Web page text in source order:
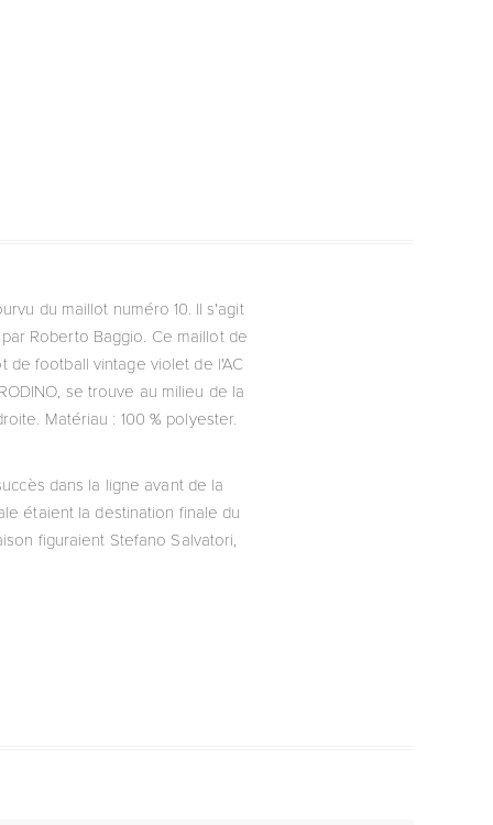
du maillot numéro 10. Il s'agit
Roberto Baggio. Ce maillot de
de football vintage violet de l'AC
se trouve au milieu de la
Matériau : 100 % polyester.
dans la ligne avant de la
étaient la destination finale du
figuraient Stefano Salvatori,